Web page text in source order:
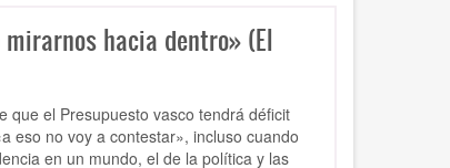
hacia dentro» (El
que el Presupuesto vasco tendrá déficit
eso no voy a contestar», incluso cuando
en un mundo, el de la política y las